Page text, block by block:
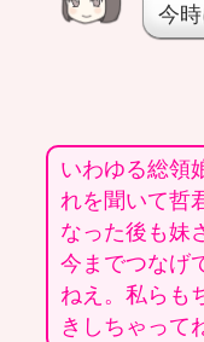
今
いわゆる総領
れを聞いて哲
なった後も妹
今までつなげ
ねえ。私らも
きしちゃって